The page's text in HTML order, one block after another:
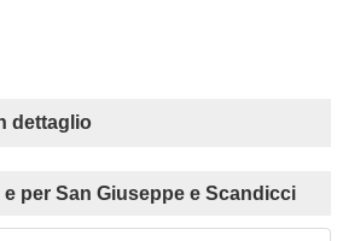
dettaglio
e per San Giuseppe e Scandicci